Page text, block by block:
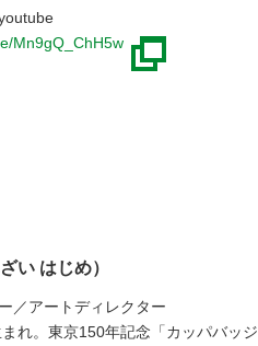
Mn9gQ_ChH5w
い はじめ）
／アートディレクター
れ。東京150年記念「カッパバッ